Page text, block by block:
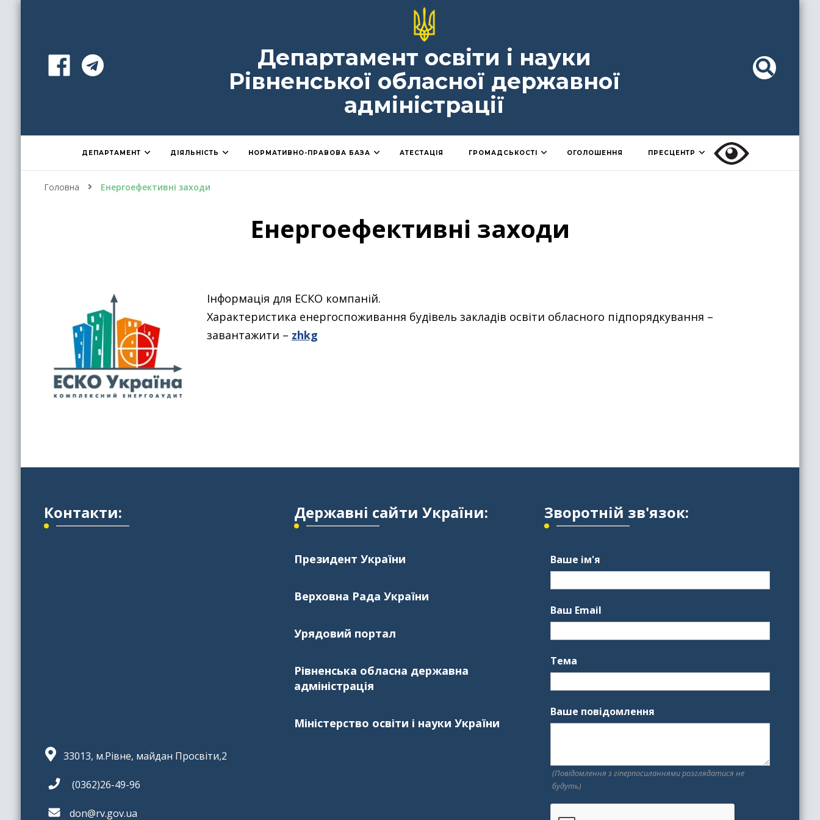
Департамент освіти і науки
Рівненської обласної державної
адміністрації
ДЕПАРТАМЕНТ ДІЯЛЬНІСТЬ НОРМАТИВНО-ПРАВОВА БАЗА АТЕСТАЦІЯ ГРОМАДСЬКОСТІ ОГОЛОШЕННЯ ПРЕСЦЕНТР
Головна Енергоефективні заходи
Енергоефективні заходи
Інформація для ЕСКО компаній.
Характеристика енергоспоживання будівель закладів освіти обласного підпорядкування –
завантажити – zhkg
Контакти:
33013, м.Рівне, майдан Просвіти,2
(0362)26-49-96
don@rv.gov.ua
Державні сайти України:
Президент України
Верховна Рада України
Урядовий портал
Рівненська обласна державна
адміністрація
Міністерство освіти і науки України
Зворотній зв'язок:
Ваше ім'я
Ваш Email
Тема
Ваше повідомлення
(Повідомлення з гіперпосиланнями розглядатися не
будуть)